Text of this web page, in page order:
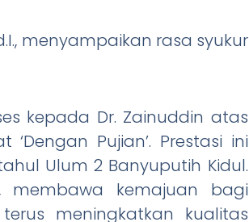
menyampaikan rasa syukur
kepada Dr. Zainuddin atas
Pujian’. Prestasi ini
Ulum 2 Banyuputih Kidul.
membawa kemajuan bagi
meningkatkan kualitas